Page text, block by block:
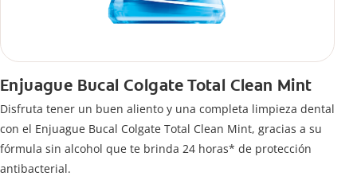
Enjuague Bucal Colgate Total Clean Mint
Disfruta tener un buen aliento y una completa limpieza dental
con el Enjuague Bucal Colgate Total Clean Mint, gracias a su
fórmula sin alcohol que te brinda 24 horas* de protección
antibacterial.